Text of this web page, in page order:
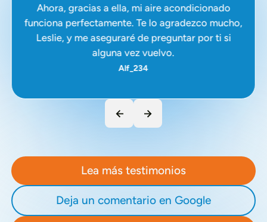
Ahora, gracias a ella, mi aire acondicionado
funciona perfectamente. Te lo agradezco mucho,
Leslie, y me aseguraré de preguntar por ti si
alguna vez vuelvo.
Alf_234
Lea más testimonios
Deja un comentario en Google